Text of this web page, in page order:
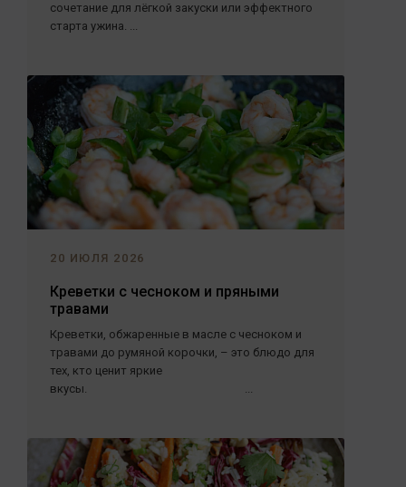
сочетание для лёгкой закуски или эффектного
старта ужина. ...
20 ИЮЛЯ 2026
Креветки с чесноком и пряными
травами
Креветки, обжаренные в масле с чесноком и
травами до румяной корочки, – это блюдо для
тех, кто ценит яркие
вкусы. ...